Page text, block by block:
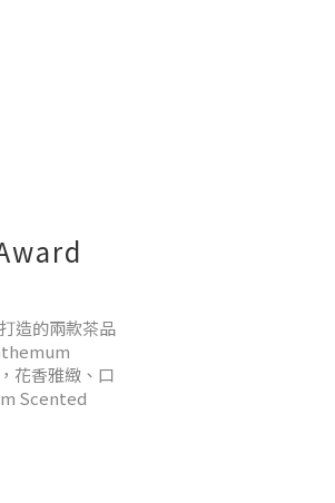
得星級評等。
證明花蓮不
提供）徐榛蔚
，評審團包
造的兩款茶品
花香雅緻、口
Scented